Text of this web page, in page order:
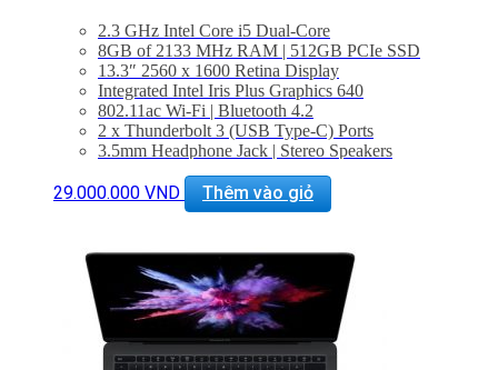
2.3 GHz Intel Core i5 Dual-Core
8GB of 2133 MHz RAM | 512GB PCIe SSD
13.3″ 2560 x 1600 Retina Display
Integrated Intel Iris Plus Graphics 640
802.11ac Wi-Fi | Bluetooth 4.2
2 x Thunderbolt 3 (USB Type-C) Ports
3.5mm Headphone Jack | Stereo Speakers
macOS Sierra
BẢO HÀNH 1 NĂM.
29.000.000 VND Thêm vào giỏ